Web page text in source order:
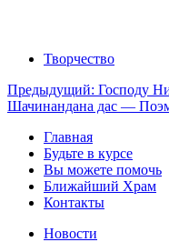
Творчество
Предыдущий: Господу
Шачинандана дас —
Главная
Будьте в курсе
Вы можете помочь
Ближайший Храм
Контакты
Новости